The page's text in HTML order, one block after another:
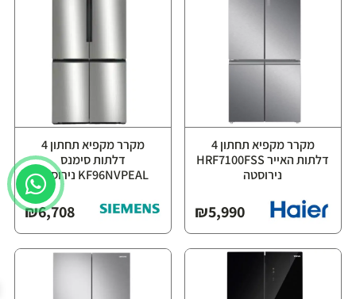
מקרר מקפיא תחתון 4
דלתות האייר HRF7100FSS
נירוסטה
₪5,990
מקרר מקפיא תחתון 4
דלתות סימנס
KF96NVPEAL נירוסטה
₪6,708